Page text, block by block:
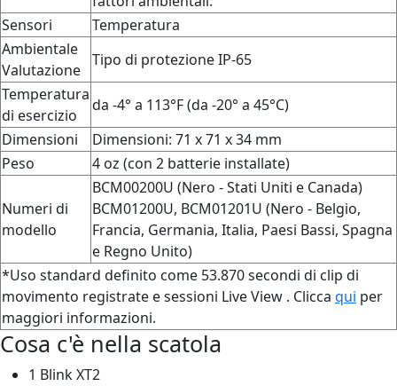
Sensori
Temperatura
Ambientale
Valutazione
Tipo di protezione IP-65
Temperatura
di esercizio
da -4° a 113°F (da -20° a 45°C)
Dimensioni
Dimensioni: 71 x 71 x 34 mm
Peso
4 oz (con 2 batterie installate)
Numeri di
modello
BCM00200U (Nero - Stati Uniti e Canada)
BCM01200U, BCM01201U (Nero - Belgio,
Francia, Germania, Italia, Paesi Bassi, Spagna
e Regno Unito)
*Uso standard definito come 53.870 secondi di clip di
movimento registrate e sessioni Live View . Clicca qui per
maggiori informazioni.
Cosa c'è nella scatola
1 Blink XT2